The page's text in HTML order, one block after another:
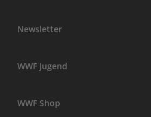
Newsletter
WWF Jugend
WWF Shop